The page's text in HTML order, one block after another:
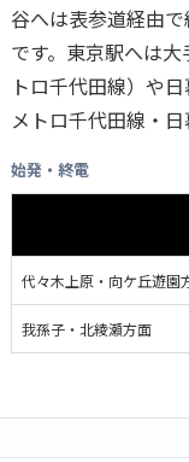
谷へは表参道経由
です。東京駅へは
トロ千代田線）や
メトロ千代田線・
始発・終電
代々木上原・向ケ丘遊園
我孫子・北綾瀬方面